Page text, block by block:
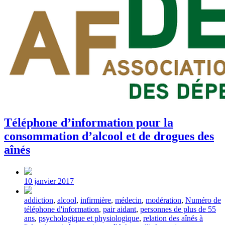
Téléphone d’information pour la
consommation d’alcool et de drogues des
aînés
Post
date
10 janvier 2017
Tagged
with
addiction, alcool, infirmière, médecin, modération, Numéro de
téléphone d'information, pair aidant, personnes de plus de 55
ans, psychologique et physiologique, relation des aînés à